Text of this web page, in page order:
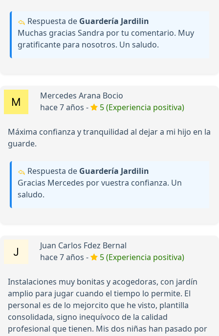
Respuesta de Guardería Jardilin
Muchas gracias Sandra por tu comentario. Muy
gratificante para nosotros. Un saludo.
Mercedes Arana Bocio
hace 7 años -
5 (Experiencia positiva)
Máxima confianza y tranquilidad al dejar a mi hijo en la
guarde.
Respuesta de Guardería Jardilin
Gracias Mercedes por vuestra confianza. Un
saludo.
Juan Carlos Fdez Bernal
hace 7 años -
5 (Experiencia positiva)
Instalaciones muy bonitas y acogedoras, con jardín
amplio para jugar cuando el tiempo lo permite. El
personal es de lo mejorcito que he visto, plantilla
consolidada, signo inequívoco de la calidad
profesional que tienen. Mis dos niñas han pasado por